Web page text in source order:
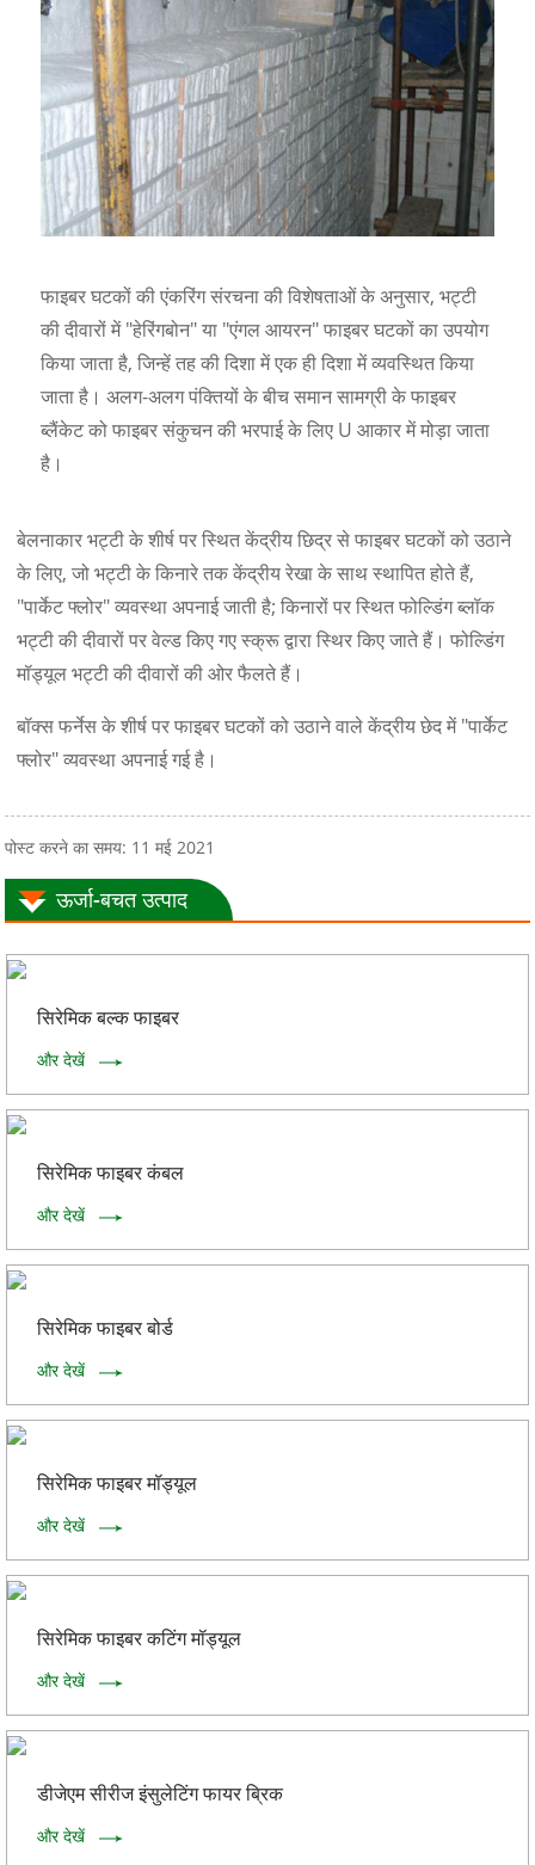
फाइबर घटकों की एंकरिंग संरचना की विशेषताओं के अनुसार, भट्टी
की दीवारों में "हेरिंगबोन" या "एंगल आयरन" फाइबर घटकों का उपयोग
किया जाता है, जिन्हें तह की दिशा में एक ही दिशा में व्यवस्थित किया
जाता है। अलग-अलग पंक्तियों के बीच समान सामग्री के फाइबर
ब्लैंकेट को फाइबर संकुचन की भरपाई के लिए U आकार में मोड़ा जाता
है।
बेलनाकार भट्टी के शीर्ष पर स्थित केंद्रीय छिद्र से फाइबर घटकों को उठाने
के लिए, जो भट्टी के किनारे तक केंद्रीय रेखा के साथ स्थापित होते हैं,
"पार्केट फ्लोर" व्यवस्था अपनाई जाती है; किनारों पर स्थित फोल्डिंग ब्लॉक
भट्टी की दीवारों पर वेल्ड किए गए स्क्रू द्वारा स्थिर किए जाते हैं। फोल्डिंग
मॉड्यूल भट्टी की दीवारों की ओर फैलते हैं।
बॉक्स फर्नेस के शीर्ष पर फाइबर घटकों को उठाने वाले केंद्रीय छेद में "पार्केट
फ्लोर" व्यवस्था अपनाई गई है।
पोस्ट करने का समय: 11 मई 2021
ऊर्जा-बचत उत्पाद
सिरेमिक बल्क फाइबर
और देखें
सिरेमिक फाइबर कंबल
और देखें
सिरेमिक फाइबर बोर्ड
और देखें
सिरेमिक फाइबर मॉड्यूल
और देखें
सिरेमिक फाइबर कटिंग मॉड्यूल
और देखें
डीजेएम सीरीज इंसुलेटिंग फायर ब्रिक
और देखें